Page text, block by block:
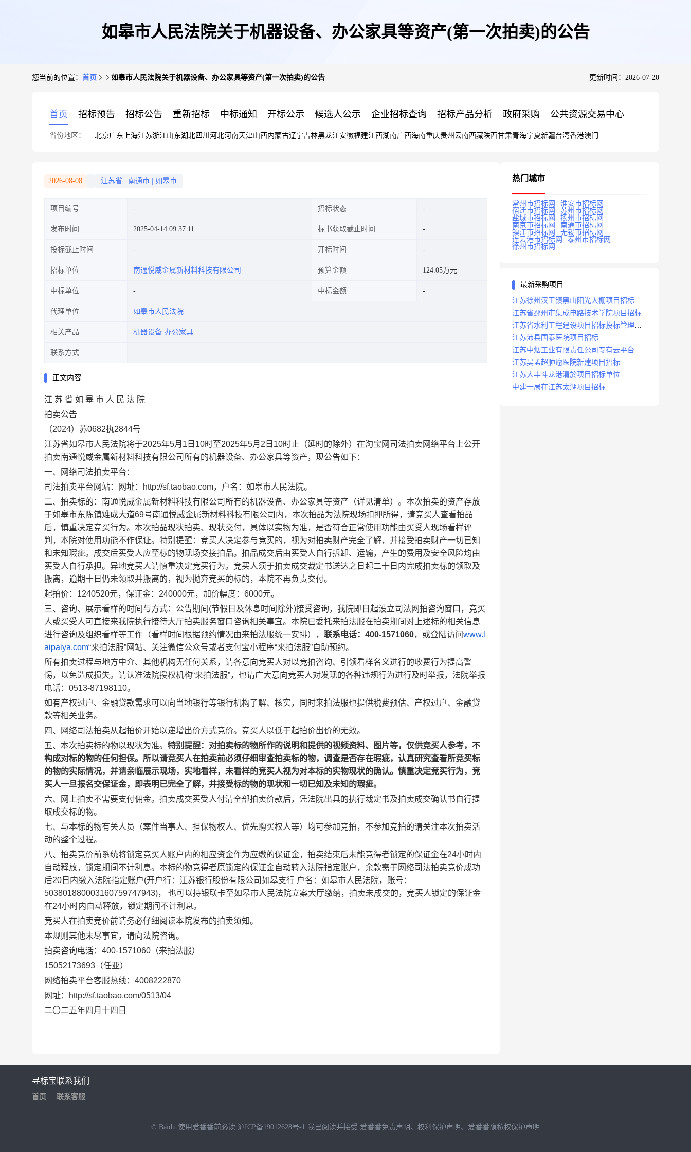
如皋市人民法院关于机器设备、办公家具等资产(第一次拍卖)的公告
您当前的位置： 首页 如皋市人民法院关于机器设备、办公家具等资产(第一次拍卖)的公告 更新时间：2026-07-20
首页 招标预告 招标公告 重新招标 中标通知 开标公示 候选人公示 企业招标查询 招标产品分析 政府采购 公共资源交易中心
省份地区： 北京广东 上海江苏浙江山东湖北四川 河北河南天津山西内蒙古辽宁吉林黑龙江安徽福建江西湖南广西海南重庆贵州 云南西藏陕西甘肃青海宁夏新疆台湾香港澳门
2026-08-08 江苏省 南通市 如皋市
项目编号 招标状态
发布时间 2025-04-14 09:37:11 标书获取截止时间
投标截止时间 开标时间
招标单位 南通悦威金属新材料科技有限公司 预算金额 124.05万元
中标单位 中标金额
代理单位 如皋市人民法院
相关产品 机器设备 办公家具
联系方式
正文内容
江 苏 省 如 皋 市 人 民 法 院
拍卖公告
（2024）苏0682执2844号
江苏省如皋市人民法院将于2025年5月 1 日 10时至2025年5月 2 日 10时止（延时的除外）在淘宝网司法拍卖网络平台上公开
拍卖南通悦威金属新材料科技有限公司所有的机器设备、办公家具等资产，现公告如下：
一、网络司法拍卖平台：
司法拍卖平台网站：网址：
http://sf.taobao.com，户名：如皋市人民法院。
二、拍卖标的： 南通悦威金属新材料科技有限公司所有的机器设备、办公家具等资产（详见清单）。本次拍卖的资产存放
于如皋市东陈镇雉成大道69号南通悦威金属新材料科技有限公司内， 本次拍品为法院现场扣押所得，请竞买人查看拍品
后，慎重决定竞买行为。本次拍品现状拍卖、现状交付，具体以实物为准，是否符合正常使用功能由买受人现场看样评
判，本院对使用功能不作保证。特别提醒：竞买人决定参与竞买的，视为对拍卖财产完全了解，并接受拍卖财产一切已知
和未知瑕疵。成交后买受人应至标的物现场交接拍品。拍品成交后由买受人自行拆卸、运输，产生的费用及安全风险均由
买受人自行承担。异地竞买人请慎重决定竞买行为。竞买人须于拍卖成交裁定书送达之日起二十日内完成拍卖标的领取及
搬离，逾期十日仍未领取并搬离的，视为抛弃竞买的标的，本院不再负责交付。
起拍价： 1240520元，保证金： 240000元，加价幅度： 6000元。
三、咨询、展示看样的时间与方式：公告期间 (节假日及休息时间除外)接受咨询，我院即日起设立司法网拍咨询窗口，竞买
人或买受人可直接来我院执行接待大厅拍卖服务窗口咨询相关事宜。本院已委托来拍法服在拍卖期间对上述标的相关信息
进行咨询及组织看样等工作（看样时间根据预约情况由来拍法服统一安排）， 联系电话： 400-1571060，或登陆访问www.l
aipaiya.com“来拍法服”网站、关注微信公众号或者支付宝小程序“来拍法服”自助预约。
所有拍卖过程与地方中介、其他机构无任何关系，请各意向竞买人对以竞拍咨询、引领看样名义进行的收费行为提高警
惕，以免造成损失。请认准法院授权机构“来拍法服”，也请广大意向竞买人对发现的各种违规行为进行及时举报，法院举报
电话： 0513-87198110。
如有产权过户、金融贷款需求可以向当地银行等银行机构了解、核实，同时来拍法服也提供税费预估、产权过户、金融贷
款等相关业务。
四、网络司法拍卖从起拍价开始以递增出价方式竞价。竞买人以低于起拍价出价的无效。
五、本次拍卖标的物以现状为准。 特别提醒：对拍卖标的物所作的说明和提供的视频资料、图片等，仅供竞买人参考，不
构成对标的物的任何担保。所以请竞买人在拍卖前必须仔细审查拍卖标的物，调查是否存在瑕疵，认真研究查看所竞买标
的物的实际情况，并请亲临展示现场，实地看样，未看样的竞买人视为对本标的实物现状的确认。慎重决定竞买行为，竞
买人一旦报名交保证金，即表明已完全了解，并接受标的物的现状和一切已知及未知的瑕疵。
六、网上拍卖不需要支付佣金。拍卖成交买受人付清全部拍卖价款后，凭法院出具的执行裁定书及拍卖成交确认书自行提
取成交标的物。
七、与本标的物有关人员（案件当事人、担保物权人、优先购买权人等）均可参加竞拍，不参加竞拍的请关注本次拍卖活
动的整个过程。
八、拍卖竞价前系统将锁定竞买人账户内的相应资金作为应缴的保证金，拍卖结束后未能竞得者锁定的保证金在24小时内
自动释放，锁定期间不计利息。本标的物竞得者原锁定的保证金自动转入法院指定账户， 余款需于网络司法拍卖竞价成功
后20 日内缴入法院指定账户(开户行：江苏银行股份有限公司如皋支行 户名：如皋市人民法院，账号：
503801880003160759747943)， 也可以持银联卡至如皋市人民法院立案大厅缴纳，拍卖未成交的，竞买人锁定的保证金
在24小时内自动释放，锁定期间不计利息。
竞买人在拍卖竞价前请务必仔细阅读本院发布的拍卖须知。
本规则其他未尽事宜，请向法院咨询。
拍卖咨询电话： 400-1571060 （来拍法服）
15052173693 （任亚）
网络拍卖平台客服热线： 4008222870
网址：
http://sf.taobao.com/0513/04
二〇二五年四月十四日
热门城市
常州市招标网
淮安市招标网
宿迁市招标网
苏州市招标网
盐城市招标网
扬州市招标网
南京市招标网
南通市招标网
镇江市招标网
无锡市招标网
连云港市招标网
泰州市招标网
徐州市招标网
最新采购项目
江苏徐州汉王镇黑山阳光大棚项目招标
江苏省邳州市集成电路技术学院项目招标
江苏省水利工程建设项目招标投标管理办
法
江苏沛县国泰医院项目招标
江苏中烟工业有限责任公司专有云平台扩
容项目招标
江苏吴孟超肿瘤医院新建项目招标
江苏大丰斗龙港清於项目招标单位
中建一局在江苏太湖项目招标
寻标宝
首页
联系我们
联系客服
© Baidu 使用爱番番前必读 沪ICP备19012628号-1 我已阅读并接受 爱番番免责声明 、 权利保护声明 、 爱番番隐私权保护声明